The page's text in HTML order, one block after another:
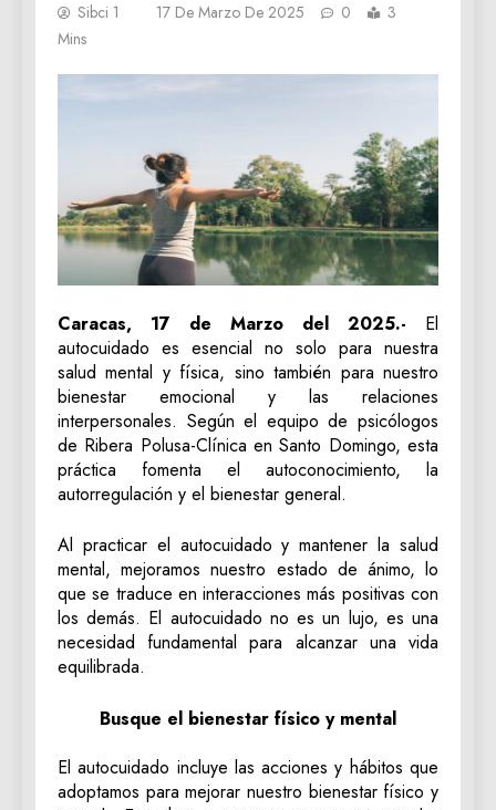
Sibci 1 17 De Marzo De 2025 0
3
Mins
Caracas, 17 de Marzo del 2025.- El
autocuidado es esencial no solo para nuestra
salud mental y física, sino también para nuestro
bienestar emocional y las relaciones
interpersonales. Según el equipo de psicólogos
de Ribera Polusa-Clínica en Santo Domingo, esta
práctica fomenta el autoconocimiento, la
autorregulación y el bienestar general.
Al practicar el autocuidado y mantener la salud
mental, mejoramos nuestro estado de ánimo, lo
que se traduce en interacciones más positivas con
los demás. El autocuidado no es un lujo, es una
necesidad fundamental para alcanzar una vida
equilibrada.
Busque el bienestar físico y mental
El autocuidado incluye las acciones y hábitos que
adoptamos para mejorar nuestro bienestar físico y